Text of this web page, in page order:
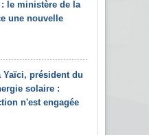
le ministère de la
une nouvelle
Yaïci, président du
solaire :
n'est engagée